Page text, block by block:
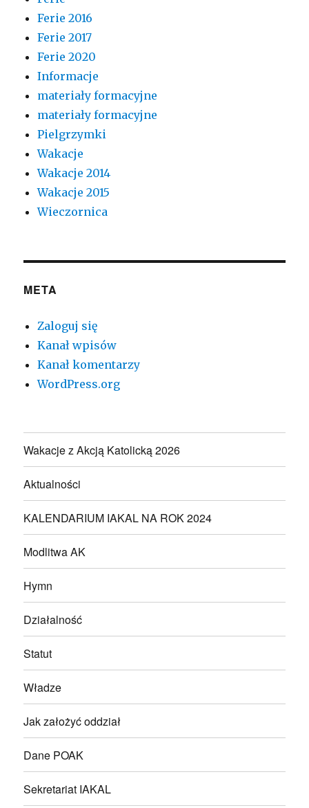
Ferie 2016
Ferie 2017
Ferie 2020
Informacje
materiały formacyjne
materiały formacyjne
Pielgrzymki
Wakacje
Wakacje 2014
Wakacje 2015
Wieczornica
META
Zaloguj się
Kanał wpisów
Kanał komentarzy
WordPress.org
Wakacje z Akcją Katolicką 2026
Aktualności
KALENDARIUM IAKAL NA ROK 2024
Modlitwa AK
Hymn
Działalność
Statut
Władze
Jak założyć oddział
Dane POAK
Sekretariat IAKAL